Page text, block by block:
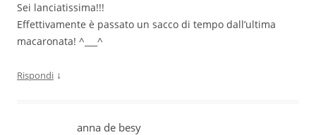
Sei lanciatissima!!!
Effettivamente è passato un sacco di tempo dall’ultima
macaronata! ^___^
Rispondi ↓
anna de besy